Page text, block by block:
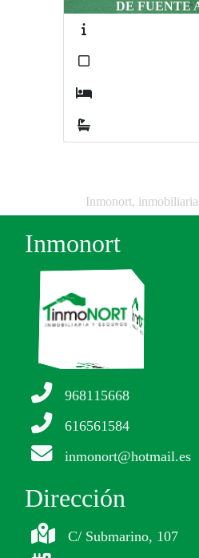
DE FUENTE ALAMO
Cartagena /
Inmonort,
Inmonort
968115668
616561584
inmonort@hotmail.es
Dirección
C/ Submarino, 107